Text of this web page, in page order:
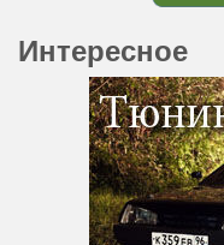
Интересное